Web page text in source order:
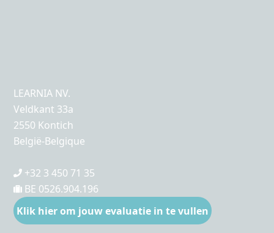
LEARNIA NV.
Veldkant 33a
2550 Kontich
België-Belgique
+32 3 450 71 35
BE 0526.904.196
Klik hier om jouw evaluatie in te vullen